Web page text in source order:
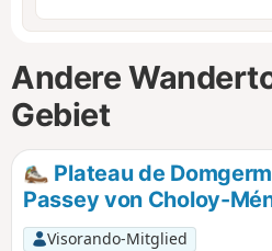
Andere
Gebiet
Plateau de
Passey von Choloy-
Visorando-Mitglied